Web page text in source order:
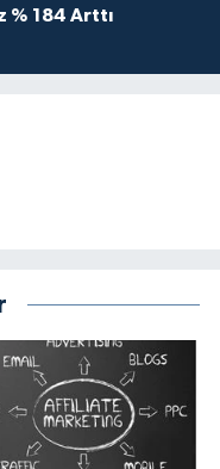
% 184 Arttı